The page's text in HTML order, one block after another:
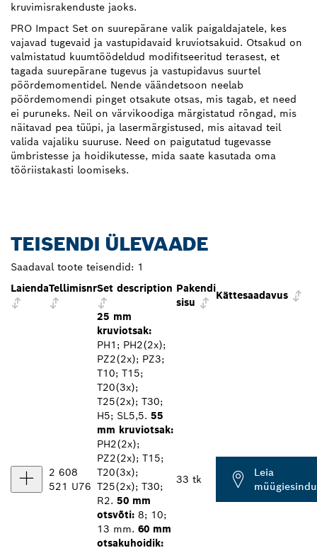
kruvimisrakenduste jaoks.
PRO Impact Set on suurepärane valik paigaldajatele, kes
vajavad tugevaid ja vastupidavaid kruviotsakuid. Otsakud on
valmistatud kuumtöödeldud modifitseeritud terasest, et
tagada suurepärane tugevus ja vastupidavus suurtel
pöördemomentidel. Nende väändetsoon neelab
pöördemomendi pinget otsakute otsas, mis tagab, et need
ei puruneks. Neil on värvikoodiga märgistatud rõngad, mis
näitavad pea tüüpi, ja lasermärgistused, mis aitavad teil
valida vajaliku suuruse. Need on paigutatud tugevasse
ümbristesse ja hoidikutesse, mida saate kasutada oma
tööriistakasti loomiseks.
TEISENDI ÜLEVAADE
Saadaval toote teisendid: 1
LaiendaTellimisnrSet description Pakendi
sisu
Kättesaadavus
2 608
521 U76
25 mm
kruviotsak:
PH1; PH2(2x);
PZ2(2x); PZ3;
T10; T15;
T20(3x);
T25(2x); T30;
H5; SL5,5. 55
mm kruviotsak:
PH2(2x);
PZ2(2x); T15;
T20(3x);
T25(2x); T30;
R2. 50 mm
otsvõti: 8; 10;
13 mm. 60 mm
otsakuhoidik:
33 tk
Leia